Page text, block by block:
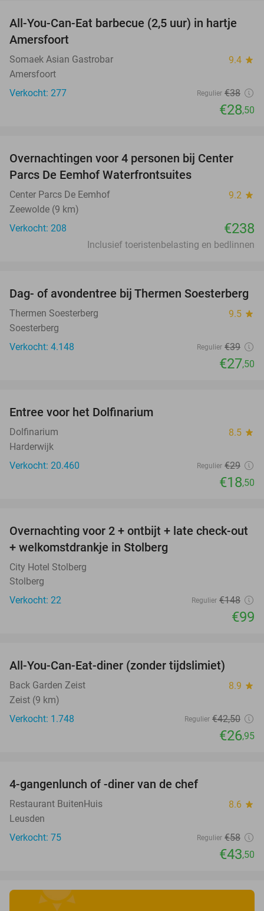
25%
All-You-Can-Eat barbecue (2,5 uur) in hartje
Amersfoort
Somaek Asian Gastrobar 9.4 star
Amersfoort
Verkocht: 277
Regulier €38
€28,50
Overnachtingen voor 4 personen bij Center
Parcs De Eemhof Waterfrontsuites
Center Parcs De Eemhof 9.2 star
Zeewolde (9 km)
Verkocht: 208
€238
Inclusief toeristenbelasting en bedlinnen
29%
Dag- of avondentree bij Thermen Soesterberg
Thermen Soesterberg 9.5 star
Soesterberg
Verkocht: 4.148
Regulier €39
€27,50
Entree voor het Dolfinarium
Dolfinarium 8.5 star
Harderwijk
Verkocht: 20.460
Regulier €29
€18,50
33%
Overnachting voor 2 + ontbijt + late check-out
+ welkomstdrankje in Stolberg
City Hotel Stolberg
Stolberg
Verkocht: 22
Regulier €148
€99
All-You-Can-Eat-diner (zonder tijdslimiet)
Back Garden Zeist 8.9 star
Zeist (9 km)
Verkocht: 1.748
Regulier €42,50
€26,95
4-gangenlunch of -diner van de chef
Restaurant BuitenHuis 8.6 star
Leusden
Verkocht: 75
Regulier €58
€43,50